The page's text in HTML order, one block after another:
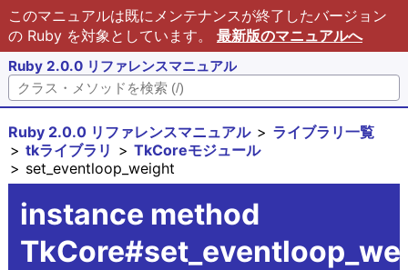
このマニュアルは既にメンテナンスが終了したバージョン
の Ruby を対象としています。 最新版のマニュアルへ
Ruby 2.0.0 リファレンスマニュアル
Ruby 2.0.0 リファレンスマニュアル
ライブラリ一覧
tkライブラリ
TkCoreモジュール
set_eventloop_weight
instance method